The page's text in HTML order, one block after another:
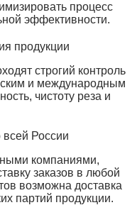
процесс
эффективности.
продукции
строгий контроль
и международным
чистоту реза и
всей России
компаниями,
заказов в любой
возможна доставка
партий продукции.